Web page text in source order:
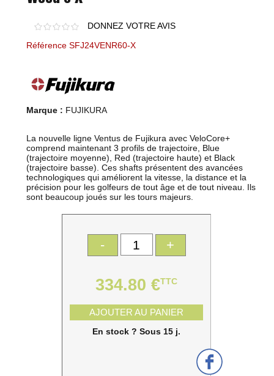
DONNEZ VOTRE AVIS
Référence SFJ24VENR60-X
Marque : FUJIKURA
La nouvelle ligne Ventus de Fujikura avec VeloCore+
comprend maintenant 3 profils de trajectoire, Blue
(trajectoire moyenne), Red (trajectoire haute) et Black
(trajectoire basse). Ces shafts présentent des avancées
technologiques qui améliorent la vitesse, la distance et la
précision pour les golfeurs de tout âge et de tout niveau. Ils
sont beaucoup joués sur les tours majeurs.
- +
334.80 €TTC
AJOUTER AU PANIER
En stock ? Sous 15 j.